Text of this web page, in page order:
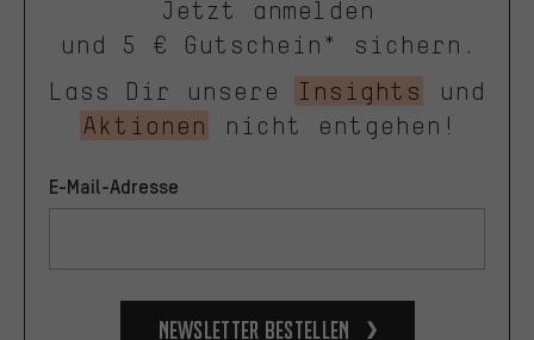
Jetzt anmelden
und 5 € Gutschein* sichern.
Lass Dir unsere
Insights
und
Aktionen
nicht entgehen!
E-Mail-Adresse
Newsletter bestellen